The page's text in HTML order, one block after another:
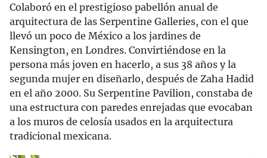
Colaboró en el prestigioso pabellón anual de
arquitectura de las Serpentine Galleries, con el que
llevó un poco de México a los jardines de
Kensington, en Londres. Convirtiéndose en la
persona más joven en hacerlo, a sus 38 años y la
segunda mujer en diseñarlo, después de Zaha Hadid
en el año 2000. Su Serpentine Pavilion, constaba de
una estructura con paredes enrejadas que evocaban
a los muros de celosía usados en la arquitectura
tradicional mexicana.